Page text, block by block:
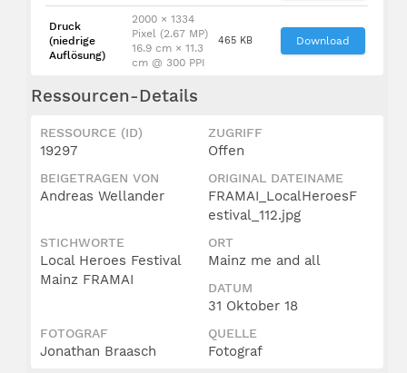
Druck
(niedrige
Auflösung)
2000 × 1334
Pixel (2.67 MP)
16.9 cm × 11.3
cm @ 300 PPI
465 KB Download
Ressourcen-Details
RESSOURCE (ID)
19297
ZUGRIFF
Offen
BEIGETRAGEN VON
Andreas Wellander
ORIGINAL DATEINAME
FRAMAI_LocalHeroesF
estival_112.jpg
STICHWORTE
Local Heroes Festival
Mainz FRAMAI
ORT
Mainz me and all
DATUM
31 Oktober 18
FOTOGRAF
Jonathan Braasch
QUELLE
Fotograf